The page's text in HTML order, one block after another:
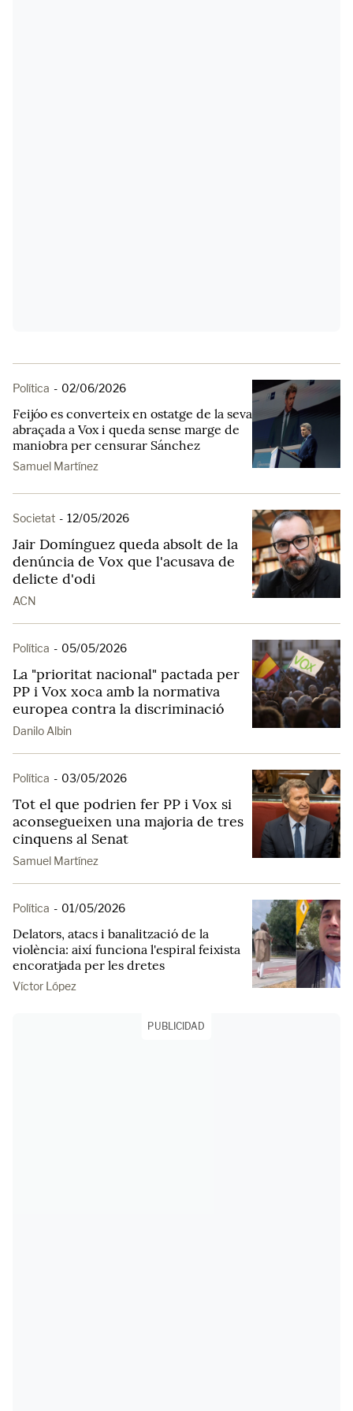
Política - 02/06/2026
Feijóo es converteix en ostatge de la seva
abraçada a Vox i queda sense marge de
maniobra per censurar Sánchez
Samuel Martínez
Societat - 12/05/2026
Jair Domínguez queda absolt de la
denúncia de Vox que l'acusava de
delicte d'odi
ACN
Política - 05/05/2026
La "prioritat nacional" pactada per
PP i Vox xoca amb la normativa
europea contra la discriminació
Danilo Albin
Política - 03/05/2026
Tot el que podrien fer PP i Vox si
aconsegueixen una majoria de tres
cinquens al Senat
Samuel Martínez
Política - 01/05/2026
Delators, atacs i banalització de la
violència: així funciona l'espiral feixista
encoratjada per les dretes
Víctor López
PUBLICIDAD